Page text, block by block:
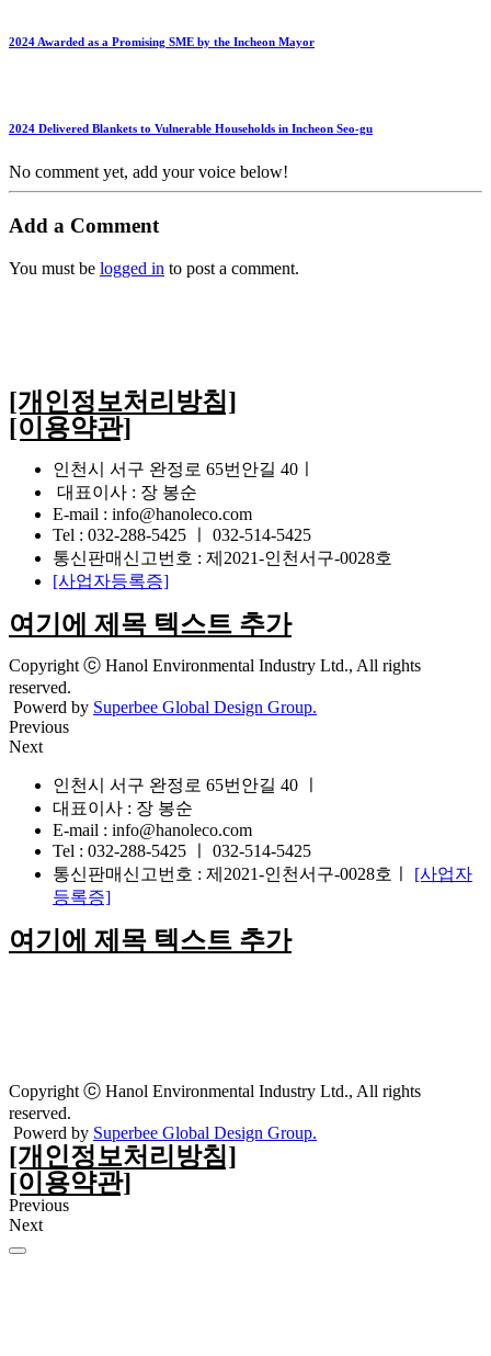
2024 Awarded as a Promising SME by the Incheon Mayor
2024 Delivered Blankets to Vulnerable Households in Incheon Seo-gu
No comment yet, add your voice below!
Add a Comment
You must be logged in to post a comment.
[개인정보처리방침]
[이용약관]
인천시 서구 완정로 65번안길 40ㅣ
대표이사 : 장 봉순
E-mail : info@hanoleco.com
Tel : 032-288-5425 ㅣ 032-514-5425
통신판매신고번호 : 제2021-인천서구-0028호
[사업자등록증]
여기에 제목 텍스트 추가
Copyright ⓒ Hanol Environmental Industry Ltd., All rights
reserved.
Powerd by Superbee Global Design Group.
Previous
Next
인천시 서구 완정로 65번안길 40 ㅣ
대표이사 : 장 봉순
E-mail : info@hanoleco.com
Tel : 032-288-5425 ㅣ 032-514-5425
통신판매신고번호 : 제2021-인천서구-0028호ㅣ [사업자
등록증]
여기에 제목 텍스트 추가
Copyright ⓒ Hanol Environmental Industry Ltd., All rights
reserved.
Powerd by Superbee Global Design Group.
[개인정보처리방침]
[이용약관]
Previous
Next